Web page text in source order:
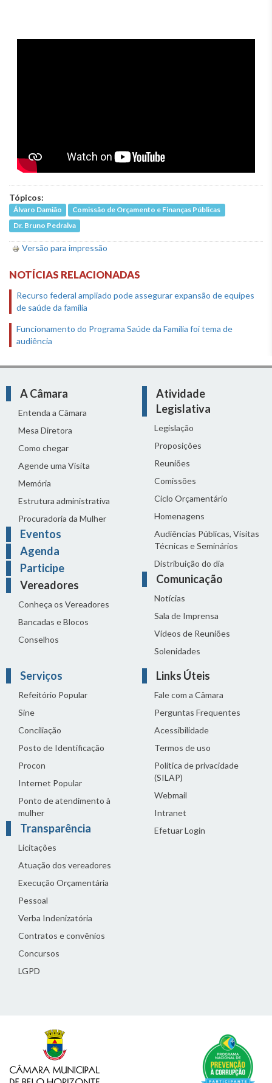
Tópicos:
Álvaro Damião
Comissão de Orçamento e Finanças Públicas
Dr. Bruno Pedralva
Versão para impressão
NOTÍCIAS RELACIONADAS
Recurso federal ampliado pode assegurar expansão de equipes
de saúde da família
Funcionamento do Programa Saúde da Família foi tema de
audiência
A Câmara
Entenda a Câmara
Mesa Diretora
Como chegar
Agende uma Visita
Memória
Estrutura administrativa
Procuradoria da Mulher
Eventos
Agenda
Participe
Vereadores
Conheça os Vereadores
Bancadas e Blocos
Conselhos
Atividade
Legislativa
Legislação
Proposições
Reuniões
Comissões
Ciclo Orçamentário
Homenagens
Audiências Públicas, Visitas
Técnicas e Seminários
Distribuição do dia
Comunicação
Notícias
Sala de Imprensa
Vídeos de Reuniões
Solenidades
Serviços
Refeitório Popular
Sine
Conciliação
Posto de Identificação
Procon
Internet Popular
Ponto de atendimento à
mulher
Transparência
Licitações
Atuação dos vereadores
Execução Orçamentária
Pessoal
Verba Indenizatória
Contratos e convênios
Concursos
LGPD
Links Úteis
Fale com a Câmara
Perguntas Frequentes
Acessibilidade
Termos de uso
Política de privacidade
(SILAP)
Webmail
Intranet
Efetuar Login